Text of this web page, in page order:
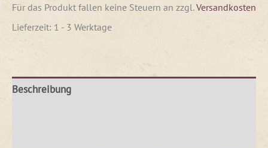
Für das Produkt fallen keine Steuern an zzgl.Versandkosten
Lieferzeit: 1 - 3 Werktage
Beschreibung